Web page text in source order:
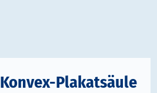
Konvex-Plakatsäule